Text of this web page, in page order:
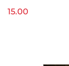
15.00